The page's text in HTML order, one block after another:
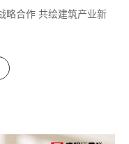
略合作 共绘建筑产业新